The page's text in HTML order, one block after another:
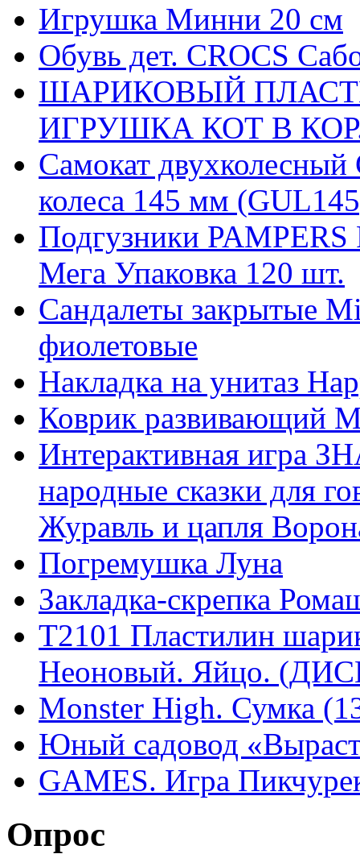
Игрушка Минни 20 см
Обувь дет. CROCS
ШАРИКОВЫЙ
ИГРУШКА КОТ В КОР.
Самокат
колеса 145 мм
Подгузники
Мега Упаковка 120 шт.
Сандалеты закрытые
фиолетовые
Накладка на унитаз
Коврик развивающий
Интерактивная игра
народные сказки для
Журавль и цапля
Погремушка Луна
Закладка-скрепка
T2101 Пластилин
Неоновый. Яйцо.
Monster High. Сумка
Юный садовод
GAMES. Игра
Опрос